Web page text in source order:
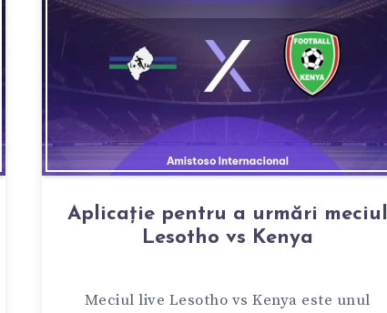
Aplicație pentru a urmări meciul
Lesotho vs Kenya
Meciul live Lesotho vs Kenya este unul